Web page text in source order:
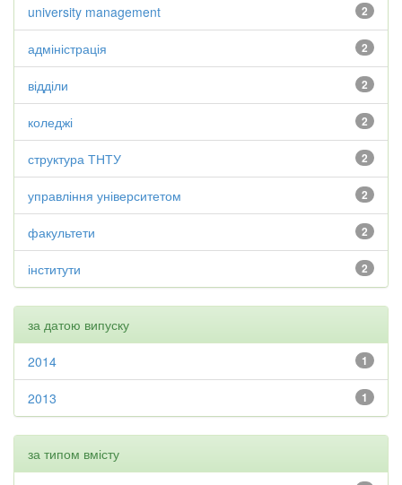
2
university management
2
адміністрація
2
відділи
2
коледжі
2
структура ТНТУ
2
управління університетом
2
факультети
2
інститути
за датою випуску
1
2014
1
2013
за типом вмісту